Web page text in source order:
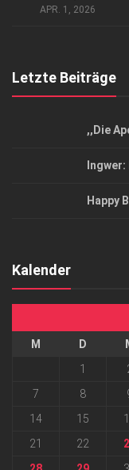
Top Magazin
APR. 1, 2026
Letzte Beiträge
,,Die
Happy
Kalender
M D
1
7
8
14
15
21
22